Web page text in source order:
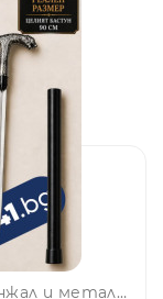
Елегантен и стилен бастун с кинжал и метална дръжка с глава на тигър